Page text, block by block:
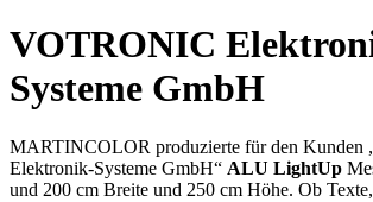
VOTRONIC
Systeme GmbH
MARTINCOLOR produzierte für den Kunden
Elektronik-Systeme GmbH“ ALU LightUp
und 200 cm Breite und 250 cm Höhe. Ob